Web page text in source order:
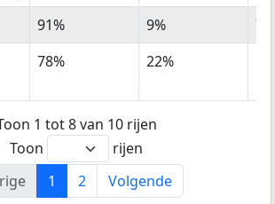
91% 9%
7%
78% 22%
1 tot 8 van 10 rijen
Toon
rijen
1 2 Volgende